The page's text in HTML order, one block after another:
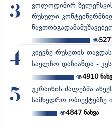
3
ვოლოდიმირ
რუსული
4
კიევზე რუსეთის
საელჩო დაზიანდა -
4910
5
უკრაინის ძალებმა
სამხედრო ობიექტებზე
4847ნახვა